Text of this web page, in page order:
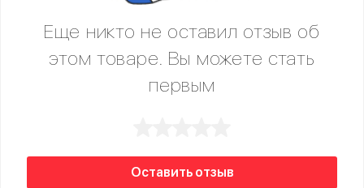
Еще никто не оставил отзыв об
этом товаре. Вы можете стать
первым
Оставить отзыв